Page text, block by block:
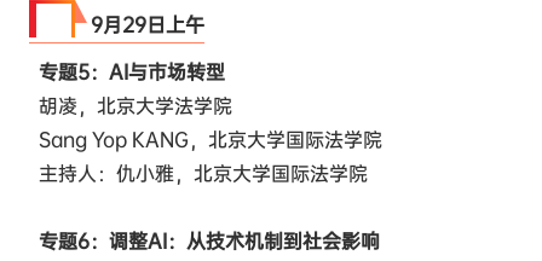
9月29日上午
专题5：AI与市场转型
胡凌，北京大学法学院
Sang Yop KANG，北京大学国际法学院
主持人：仇小雅，北京大学国际法学院
专题6：调整AI：从技术机制到社会影响